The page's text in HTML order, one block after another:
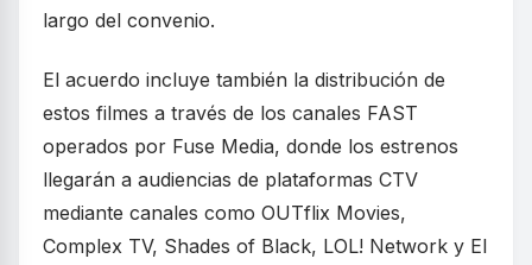
largo del convenio.
El acuerdo incluye también la distribución de
estos filmes a través de los canales FAST
operados por Fuse Media, donde los estrenos
llegarán a audiencias de plataformas CTV
mediante canales como OUTflix Movies,
Complex TV, Shades of Black, LOL! Network y El